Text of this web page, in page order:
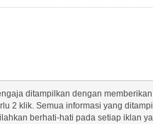
ditampilkan dengan
2 klik. Semua informasi yang
berhati-hati pada setiap iklan